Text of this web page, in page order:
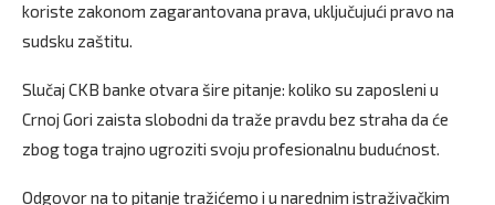
koriste zakonom zagarantovana prava, uključujući pravo na
sudsku zaštitu.
Slučaj CKB banke otvara šire pitanje: koliko su zaposleni u
Crnoj Gori zaista slobodni da traže pravdu bez straha da će
zbog toga trajno ugroziti svoju profesionalnu budućnost.
Odgovor na to pitanje tražićemo i u narednim istraživačkim